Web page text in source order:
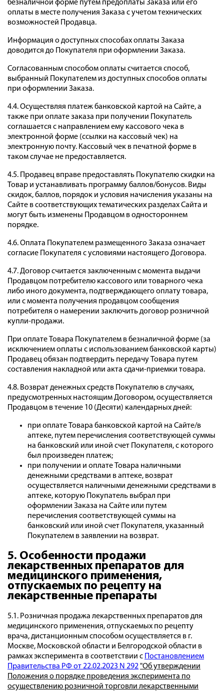
безналичной форме путем предоплаты Заказа или его
оплаты в месте получения Заказа с учетом технических
возможностей Продавца.
Информация о доступных способах оплаты Заказа
доводится до Покупателя при оформлении Заказа.
Согласованным способом оплаты считается способ,
выбранный Покупателем из доступных способов оплаты
при оформлении Заказа.
4.4. Осуществляя платеж банковской картой на Сайте, а
также при оплате заказа при получении Покупатель
соглашается с направлением ему кассового чека в
электронной форме (ссылки на кассовый чек) на
электронную почту. Кассовый чек в печатной форме в
таком случае не предоставляется.
4.5. Продавец вправе предоставлять Покупателю скидки на
Товар и устанавливать программу баллов/бонусов. Виды
скидок, баллов, порядок и условия начисления указаны на
Сайте в соответствующих тематических разделах Сайта и
могут быть изменены Продавцом в одностороннем
порядке.
4.6. Оплата Покупателем размещенного Заказа означает
согласие Покупателя с условиями настоящего Договора.
4.7. Договор считается заключенным с момента выдачи
Продавцом потребителю кассового или товарного чека
либо иного документа, подтверждающего оплату товара,
или с момента получения продавцом сообщения
потребителя о намерении заключить договор розничной
купли-продажи.
При оплате Товара Покупателем в безналичной форме (за
исключением оплаты с использованием банковской карты)
Продавец обязан подтвердить передачу Товара путем
составления накладной или акта сдачи-приемки товара.
4.8. Возврат денежных средств Покупателю в случаях,
предусмотренных настоящим Договором, осуществляется
Продавцом в течение 10 (Десяти) календарных дней:
при оплате Товара банковской картой на Сайте/в
аптеке, путем перечисления соответствующей суммы
на банковский или иной счет Покупателя, с которого
был произведен платеж;
при получении и оплате Товара наличными
денежными средствами в аптеке, возврат
осуществляется наличными денежными средствами в
аптеке, которую Покупатель выбрал при
оформлении Заказа на Сайте или путем
перечисления соответствующей суммы на
банковский или иной счет Покупателя, указанный
Покупателем в заявлении на возврат.
5. Особенности продажи
лекарственных препаратов для
медицинского применения,
отпускаемых по рецепту на
лекарственные препараты
5.1. Розничная продажа лекарственных препаратов для
медицинского применения, отпускаемых по рецепту
врача, дистанционным способом осуществляется в г.
Москве, Московской области и Белгородской области в
рамках эксперимента в соответствии с Постановлением
Правительства РФ от 22.02.2023 N 292 "Об утверждении
Положения о порядке проведения эксперимента по
осуществлению розничной торговли лекарственными